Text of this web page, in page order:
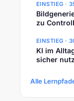
EINSTIEG ·
zu
EINSTIEG ·
KI im
sicher
Alle